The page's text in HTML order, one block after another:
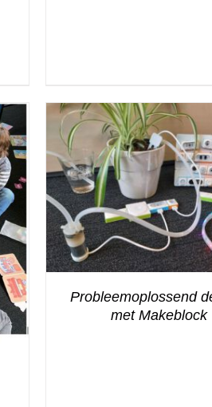
Probleemoplossend
met Makeblock